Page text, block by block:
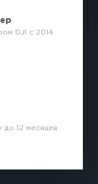
DJI с 2014
до 12 месяцев